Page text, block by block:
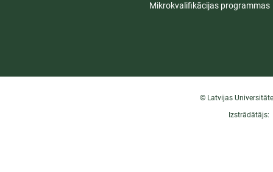
Mikrokvalifikācijas programmas
© Latvijas
Izstrādātājs: